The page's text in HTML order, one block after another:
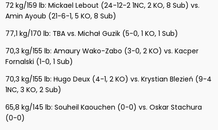
72 kg/159 lb: Mickael Lebout (24-12-2 1NC, 2 KO, 8 Sub) vs.
Amin Ayoub (21-6-1, 5 KO, 8 Sub)
77,1 kg/170 lb: TBA vs. Michał Guzik (5-0, 1 KO, 1 Sub)
70,3 kg/155 lb: Amaury Wako-Zabo (3-0, 2 KO) vs. Kacper
Fornalski (1-0, 1 Sub)
70,3 kg/155 lb: Hugo Deux (4-1, 2 KO) vs. Krystian Blezień (9-4
1NC, 3 KO, 2 Sub)
65,8 kg/145 lb: Souheil Kaouchen (0-0) vs. Oskar Stachura
(0-0)